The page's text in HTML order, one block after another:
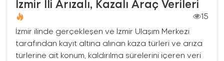
İzmir İli Arızalı, Kazalı Araç Verileri
15
İzmir ilinde gerçekleşen ve İzmir Ulaşım Merkezi
tarafından kayıt altına alınan kaza türleri ve arıza
türlerine ait konum, kaldırılma sürelerini içeren veri